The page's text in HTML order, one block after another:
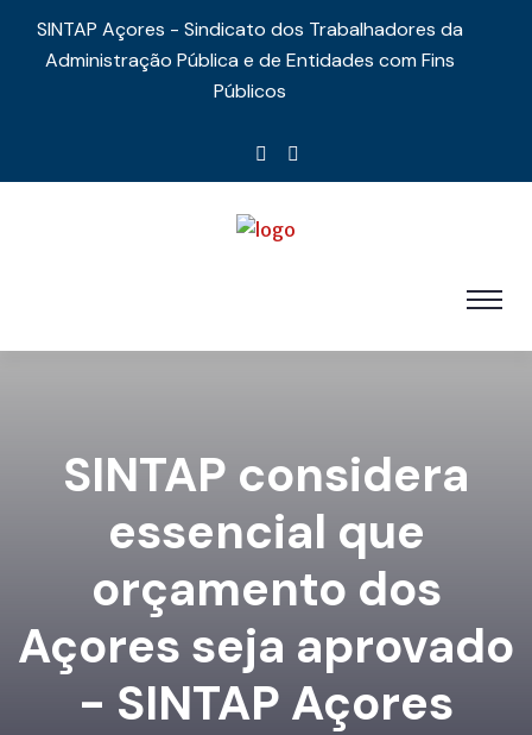
SINTAP Açores - Sindicato dos Trabalhadores da
Administração Pública e de Entidades com Fins
Públicos
SINTAP considera
essencial que
orçamento dos
Açores seja aprovado
- SINTAP Açores